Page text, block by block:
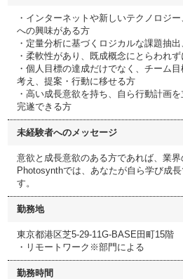
・インターネットや新しいテクノロジ
への興味がある方
・定量分析に基づくロジカルな課題抽
・柔軟性があり、既成概念にとらわれ
・個人目標の達成だけでなく、チーム
考え、提案・行動に移せる方
・高い成長意欲を持ち、自ら行動計画
完遂できる方
未経験者へのメッセージ
意欲と成長意欲のある方であれば、業界
Photosynthでは、あなたが自ら学び成
す。
勤務地
東京都港区芝5-29-11G-BASE田町15階
・リモートワーク※部門による
勤務時間